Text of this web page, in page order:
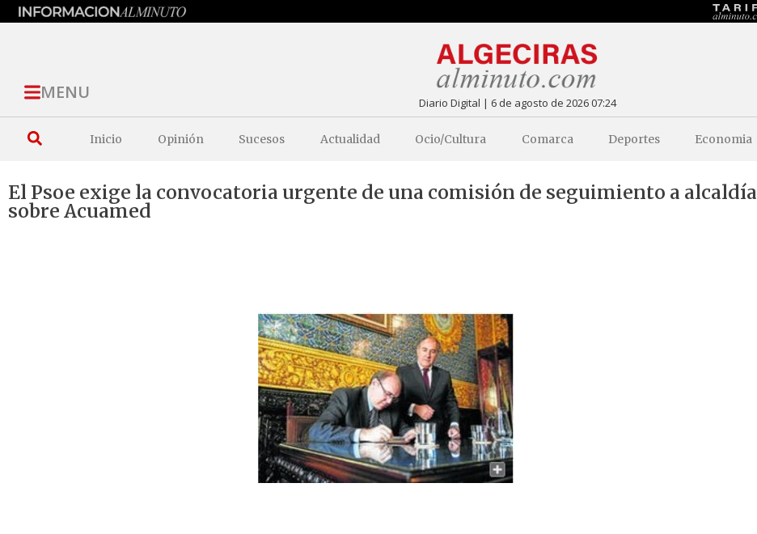
MENU Diario Digital | 6 de agosto de 2026 07:24
Inicio Opinión Sucesos Actualidad Ocio/Cultura Comarca Deportes Economia
El Psoe exige la convocatoria urgente de una comisión de seguimiento a alcaldía
sobre Acuamed